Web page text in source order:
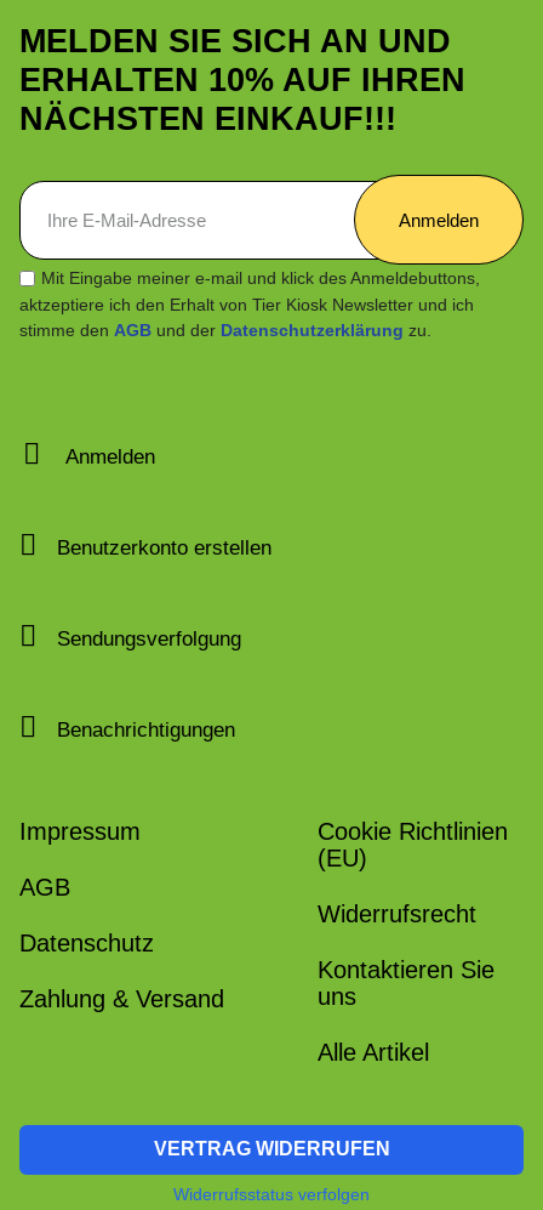
MELDEN SIE SICH AN UND
ERHALTEN 10% AUF IHREN
NÄCHSTEN EINKAUF!!!
Anmelden
Mit Eingabe meiner e-mail und klick des Anmeldebuttons,
aktzeptiere ich den Erhalt von Tier Kiosk Newsletter und ich
stimme den AGB und der Datenschutzerklärung zu.
Anmelden
Benutzerkonto erstellen
Sendungsverfolgung
Benachrichtigungen
Impressum
AGB
Datenschutz
Zahlung & Versand
Cookie Richtlinien
(EU)
Widerrufsrecht
Kontaktieren Sie
uns
Alle Artikel
VERTRAG WIDERRUFEN
Widerrufsstatus verfolgen